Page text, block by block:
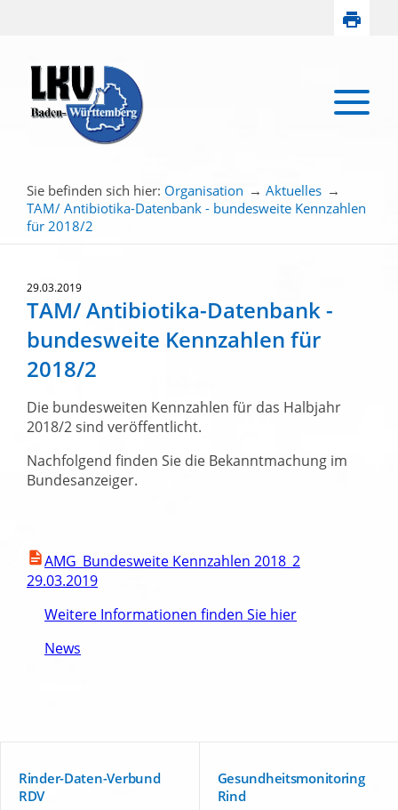
Sie befinden sich hier: Organisation → Aktuelles →
TAM/ Antibiotika-Datenbank - bundesweite Kennzahlen
für 2018/2
29.03.2019
TAM/ Antibiotika-Datenbank -
bundesweite Kennzahlen für
2018/2
Die bundesweiten Kennzahlen für das Halbjahr
2018/2 sind veröffentlicht.
Nachfolgend finden Sie die Bekanntmachung im
Bundesanzeiger.
AMG_Bundesweite Kennzahlen 2018_2
29.03.2019
Weitere Informationen finden Sie hier
News
Rinder-Daten-Verbund
RDV
Gesundheitsmonitoring
Rind